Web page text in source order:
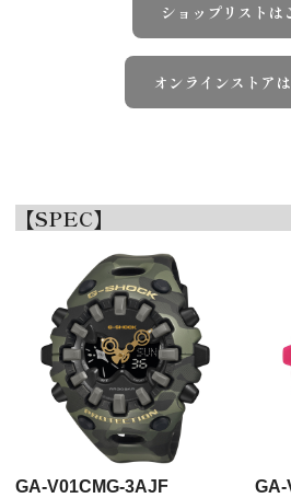
ショップリストは
オンラインストア
【SPEC】
GA-V01CMG-3AJF GA-